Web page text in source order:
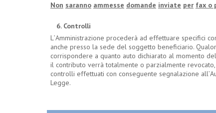
Non saranno ammesse domande inviate per fax o
6. Controlli
L’Amministrazione procederà ad effettuare specifici
anche presso la sede del soggetto beneficiario.
corrispondere a quanto auto dichiarato al momento
il contributo verrà totalmente o parzialmente
controlli effettuati con conseguente segnalazione all’
Legge.